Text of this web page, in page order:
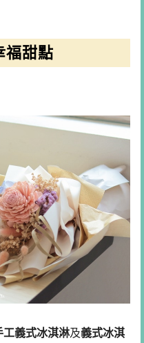
福甜點
工義式冰淇淋及義式冰淇